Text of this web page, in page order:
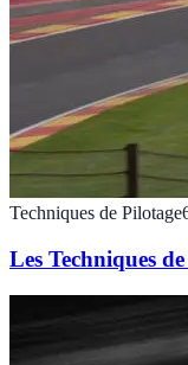
Techniques de Pilotage
Les Techniques